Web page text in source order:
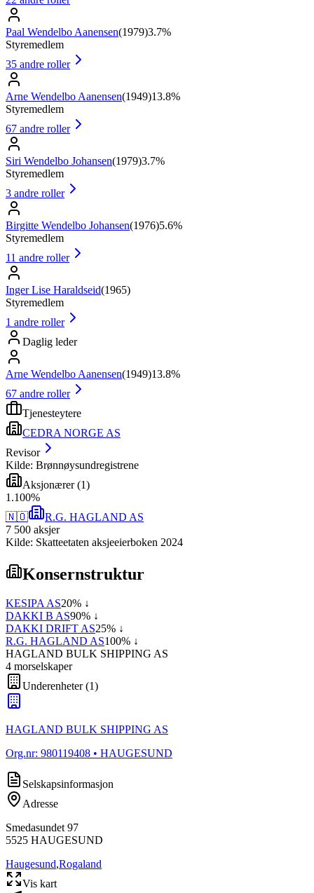
Paal Wendelbo Aanensen(1979)3.7%
Styremedlem
35 andre roller
Arne Wendelbo Aanensen(1949)13.8%
Styremedlem
67 andre roller
Siri Wendelbo Johansen(1979)3.7%
Styremedlem
3 andre roller
Birgitte Wendelbo Johansen(1976)5.6%
Styremedlem
11 andre roller
Inger Lise Haraldseid(1965)
Styremedlem
1 andre roller
Daglig leder
Arne Wendelbo Aanensen(1949)13.8%
67 andre roller
Tjenesteytere
CEDRA NORGE AS
Revisor
Kilde: Brønnøysundregistrene
Aksjonærer(1)
1 .100%
🇳🇴
R.G. HAGLAND AS
7 500 aksjer
Kilde: Skatteetaten aksjeeierboken 2024
Konsernstruktur
KESIPA AS20% ↓
DAKKI B AS90% ↓
DAKKI DRIFT AS25% ↓
R.G. HAGLAND AS100% ↓
HAGLAND BULK SHIPPING AS
4 morselskaper
Underenheter(1)
HAGLAND BULK SHIPPING AS
Org.nr: 980119408 • HAUGESUND
Selskapsinformasjon
Adresse
Smedasundet 97
5525 HAUGESUND
Haugesund,Rogaland
Vis kart